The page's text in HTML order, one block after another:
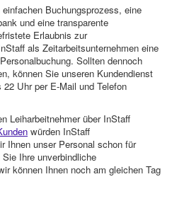
Buchungsprozess, eine
und eine transparente
Erlaubnis zur
als Zeitarbeitsunternehmen eine
Sollten dennoch
können Sie unseren Kundendienst
Uhr per E-Mail und Telefon
Leiharbeitnehmer über InStaff
würden InStaff
Ihnen unser Personal schon für
Ihre unverbindliche
können Ihnen noch am gleichen Tag